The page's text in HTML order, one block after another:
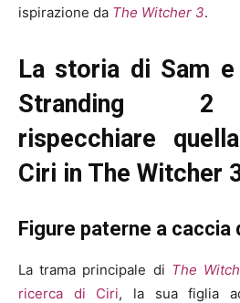
ispirazione da The Witcher 3.
La storia di Sam
Stranding 2
rispecchiare
Ciri in The Witcher
Figure paterne a caccia
La trama principale di The
ricerca di Ciri, la sua figlia